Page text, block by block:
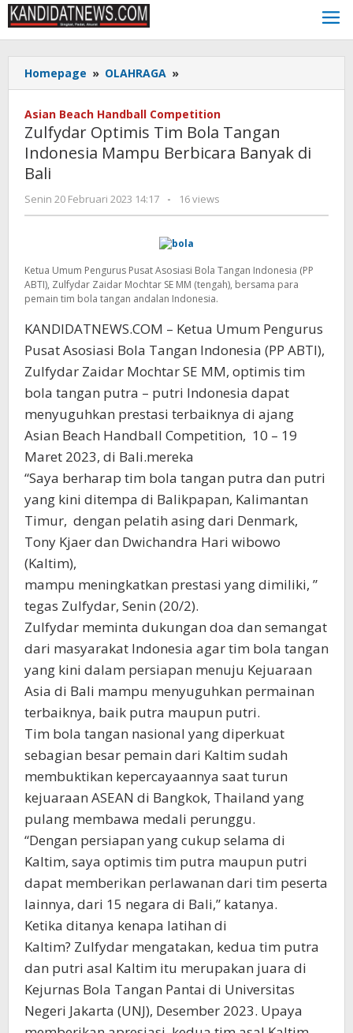
Lewati
ke
konten
Homepage » OLAHRAGA »
Optimis
Bola
Tangan
Indonesia
Banyak
di
Bali
Asian Beach Handball Competition
Zulfydar Optimis Tim Bola Tangan
Indonesia Mampu Berbicara Banyak di
Bali
Senin 20 Februari 2023 14:17
oleh
Kinoy
- 16 views
Ketua Umum Pengurus Pusat Asosiasi Bola Tangan Indonesia (PP
ABTI), Zulfydar Zaidar Mochtar SE MM (tengah), bersama para
pemain tim bola tangan andalan Indonesia.
KANDIDATNEWS.COM – Ketua Umum Pengurus
Pusat Asosiasi Bola Tangan Indonesia (PP ABTI),
Zulfydar Zaidar Mochtar SE MM, optimis tim
bola tangan putra – putri Indonesia dapat
menyuguhkan prestasi terbaiknya di ajang
Asian Beach Handball Competition, 10 – 19
Maret 2023, di Bali.mereka
“Saya berharap tim bola tangan putra dan putri
yang kini ditempa di Balikpapan, Kalimantan
Timur, dengan pelatih asing dari Denmark,
Tony Kjaer dan Dwichandra Hari wibowo
(Kaltim),
mampu meningkatkan prestasi yang dimiliki, ”
tegas Zulfydar, Senin (20/2).
Zulfydar meminta dukungan doa dan semangat
dari masyarakat Indonesia agar tim bola tangan
yang kini dalam persiapan menuju Kejuaraan
Asia di Bali mampu menyuguhkan permainan
terbaiknya, baik putra maupun putri.
Tim bola tangan nasional yang diperkuat
sebagian besar pemain dari Kaltim sudah
membuktikan kepercayaannya saat turun
kejuaraan ASEAN di Bangkok, Thailand yang
pulang membawa medali perunggu.
“Dengan persiapan yang cukup selama di
Kaltim, saya optimis tim putra maupun putri
dapat memberikan perlawanan dari tim peserta
lainnya, dari 15 negara di Bali,” katanya.
Ketika ditanya kenapa latihan di
Kaltim? Zulfydar mengatakan, kedua tim putra
dan putri asal Kaltim itu merupakan juara di
Kejurnas Bola Tangan Pantai di Universitas
Negeri Jakarta (UNJ), Desember 2023. Upaya